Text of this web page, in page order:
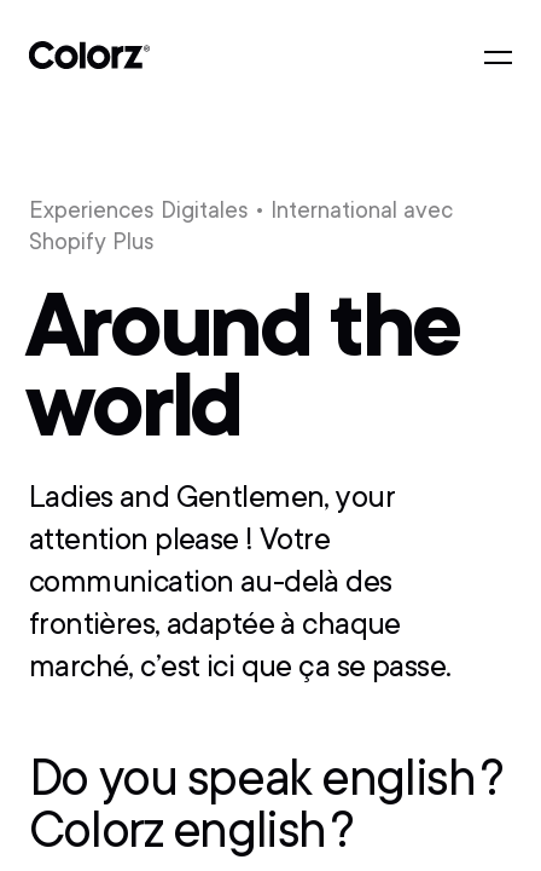
Experiences Digitales • International avec
Shopify Plus
Around the
world
Ladies and Gentlemen, your
attention please ! Votre
communication au-delà des
frontières, adaptée à chaque
marché, c’est ici que ça se passe.
Do you speak english ?
Colorz english ?